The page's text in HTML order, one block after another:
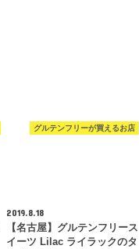
グルテンフリーが買えるお店
2019.8.18
【名古屋】グルテンフリース
イーツ Lilac ライラックのタ